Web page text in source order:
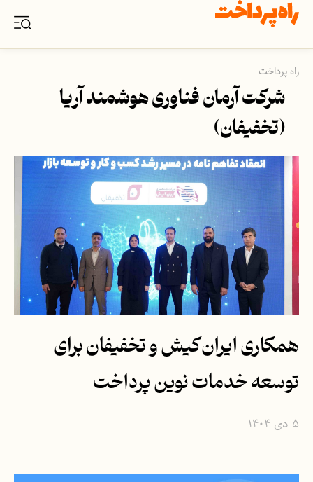
راه پرداخت
شرکت آرمان فناوری هوشمند آریا
(تخفیفان)
همکاری ایران‌کیش و تخفیفان برای
توسعه خدمات نوین پرداخت
۵ دی ۱۴۰۴